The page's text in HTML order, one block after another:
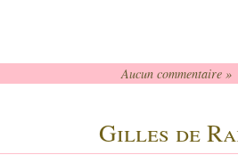
Aucun commentaire »
Gilles de